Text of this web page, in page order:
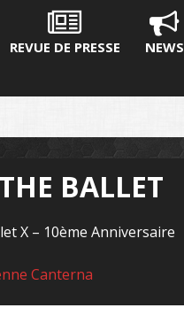
REVUE DE PRESSE NEWS
BALLET
X – 10ème Anniversaire
Canterna